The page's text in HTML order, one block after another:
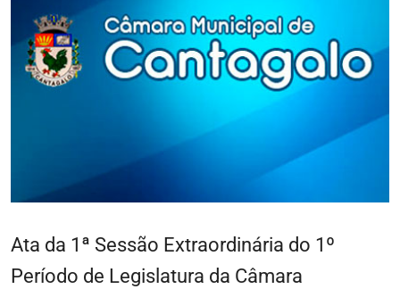
Ata da 1ª Sessão Extraordinária do 1º
Período de Legislatura da Câmara